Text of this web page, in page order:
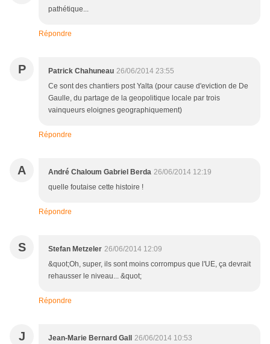
pathétique...
Répondre
P Patrick Chahuneau 26/06/2014 23:55
Ce sont des chantiers post Yalta (pour cause d'eviction de De
Gaulle, du partage de la geopolitique locale par trois
vainqueurs eloignes geographiquement)
Répondre
A André Chaloum Gabriel Berda 26/06/2014 12:19
quelle foutaise cette histoire !
Répondre
S Stefan Metzeler 26/06/2014 12:09
&quot;Oh, super, ils sont moins corrompus que l'UE, ça devrait
rehausser le niveau... &quot;
Répondre
J Jean-Marie Bernard Gall
26/06/2014 10:53